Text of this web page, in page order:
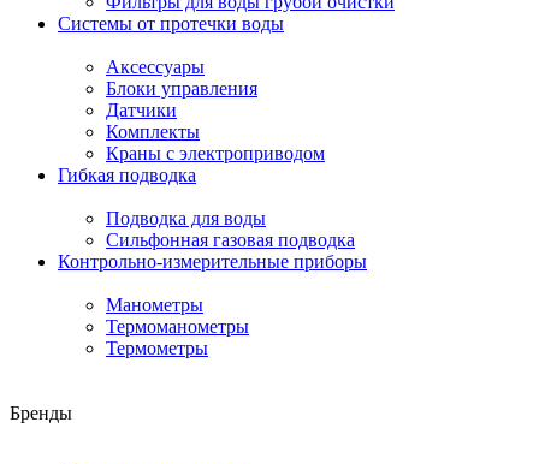
Системы от протечки воды
Аксессуары
Блоки управления
Датчики
Комплекты
Краны с электроприводом
Гибкая подводка
Подводка для воды
Сильфонная газовая подводка
Контрольно-измерительные приборы
Манометры
Термоманометры
Термометры
Бренды